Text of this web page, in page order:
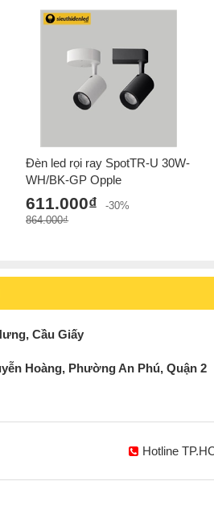
Đèn led rọi ray SpotTR-U 30W-
WH/BK-GP Opple
611.000₫
-30%
864.000₫
Cầu Giấy
Hoàng, Phường An Phú, Quận 2
Hotline